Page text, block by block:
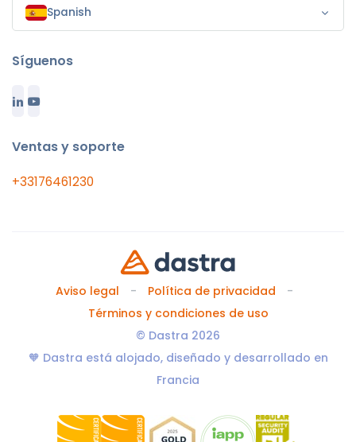
Spanish
Síguenos
Ventas y soporte
+33176461230
Aviso legal
Política de privacidad
Términos y condiciones de uso
© Dastra 2026
🧡 Dastra está alojado, diseñado y desarrollado en
Francia